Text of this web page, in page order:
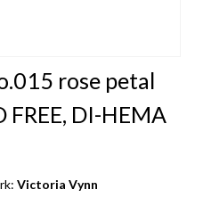
rose petal
FREE, DI-HEMA
Victoria Vynn